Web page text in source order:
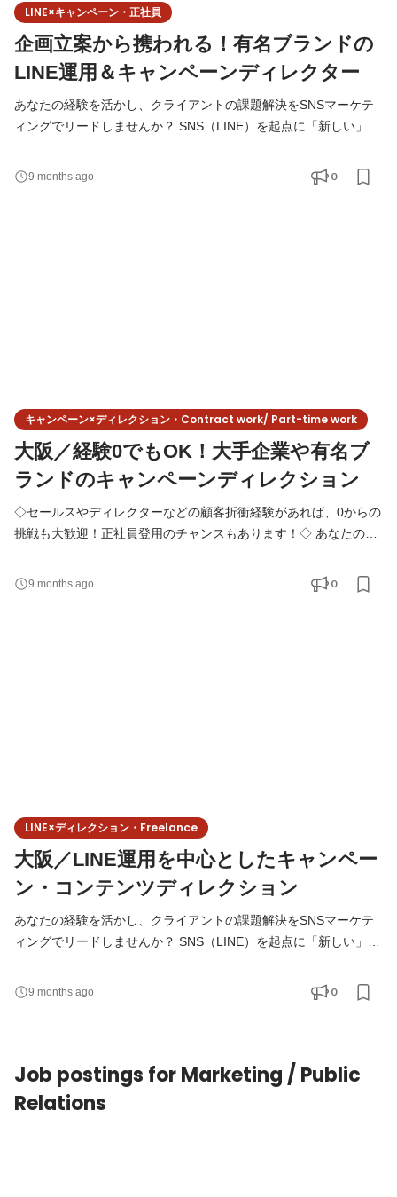
LINE×キャンペーン・正社員
企画立案から携われる！有名ブランドの
LINE運用＆キャンペーンディレクター
あなたの経験を活かし、クライアントの課題解決をSNSマーケテ
ィングでリードしませんか？ SNS（LINE）を起点に「新しい」
す。 ◆こんな方にお勧め！ ✔企画の立案、進行管理の他、画像作
成、撮影や記事のライティング、などの制作分野から、効果検証
9 months ago 0
キャンペーン×ディレクション・Contract work/ Part-time work
大阪／経験0でもOK！大手企業や有名ブ
ランドのキャンペーンディレクション
◇セールスやディレクターなどの顧客折衝経験があれば、0からの
挑戦も大歓迎！正社員登用のチャンスもあります！◇ あなたの経
ードしませんか？ SNS（LINE）を起点に「新しい」「面白い」企
9 months ago 0
LINE×ディレクション・Freelance
大阪／LINE運用を中心としたキャンペー
ン・コンテンツディレクション
あなたの経験を活かし、クライアントの課題解決をSNSマーケテ
ィングでリードしませんか？ SNS（LINE）を起点に「新しい」
す。 ◆こんな方にお勧め！ ✔企画の立案、進行管理の他、画像作
成、撮影や記事のライティング、などの制作分野から、効果検証
9 months ago 0
Job postings for Marketing / Public
Relations